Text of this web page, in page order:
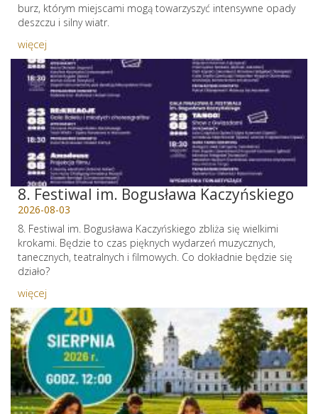
burz, którym miejscami mogą towarzyszyć intensywne opady
deszczu i silny wiatr.
więcej
8. Festiwal im. Bogusława Kaczyńskiego
2026-08-03
8. Festiwal im. Bogusława Kaczyńskiego zbliża się wielkimi
krokami. Będzie to czas pięknych wydarzeń muzycznych,
tanecznych, teatralnych i filmowych. Co dokładnie będzie się
działo?
więcej